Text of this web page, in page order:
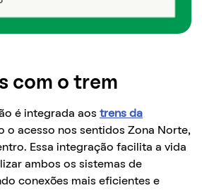
com o trem
é integrada aos trens da
o acesso nos sentidos Zona Norte,
Essa integração facilita a vida
ambos os sistemas de
conexões mais eficientes e